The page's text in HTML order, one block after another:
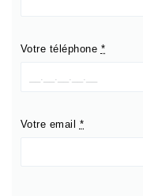
Votre téléphone *
Votre email *